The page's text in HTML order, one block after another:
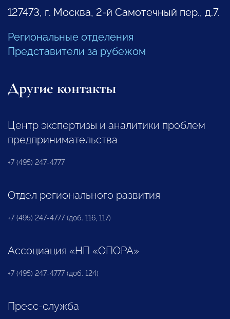
127473, г. Москва, 2-й Самотечный пер., д.7.
Региональные отделения
Представители за рубежом
Другие контакты
Центр экспертизы и аналитики проблем
предпринимательства
+7 (495) 247-4777
Отдел регионального развития
+7 (495) 247-4777 (доб. 116, 117)
Ассоциация «НП «ОПОРА»
+7 (495) 247-4777 (доб. 124)
Пресс-служба